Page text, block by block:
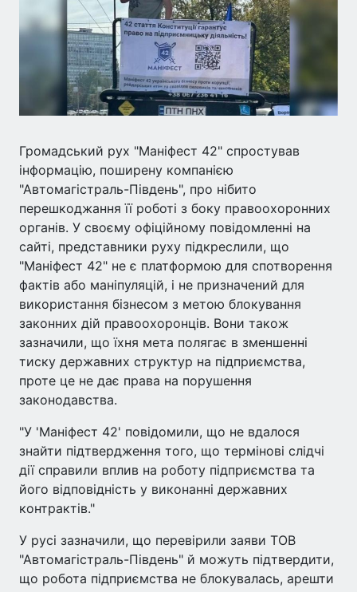
Громадський рух "Маніфест 42" спростував
інформацію, поширену компанією
"Автомагістраль-Південь", про нібито
перешкоджання її роботі з боку правоохоронних
органів. У своєму офіційному повідомленні на
сайті, представники руху підкреслили, що
"Маніфест 42" не є платформою для спотворення
фактів або маніпуляцій, і не призначений для
використання бізнесом з метою блокування
законних дій правоохоронців. Вони також
зазначили, що їхня мета полягає в зменшенні
тиску державних структур на підприємства,
проте це не дає права на порушення
законодавства.
"У 'Маніфест 42' повідомили, що не вдалося
знайти підтвердження того, що термінові слідчі
дії справили вплив на роботу підприємства та
його відповідність у виконанні державних
контрактів."
У русі зазначили, що перевірили заяви ТОВ
"Автомагістраль-Південь" й можуть підтвердити,
що робота підприємства не блокувалась, арешти